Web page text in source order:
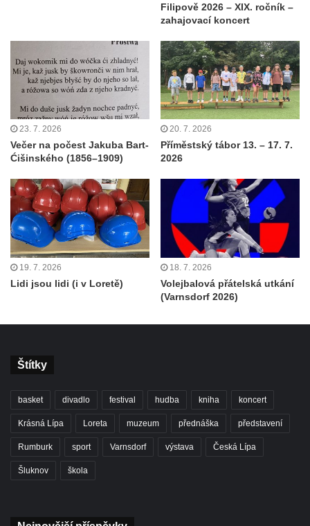
Filipově 2026 – XIX. ročník –
zahajovací koncert
23. 7. 2026
Večer na počest Jakuba Bart-
Ćišinského (1856–1909)
20. 7. 2026
Příměstský tábor 13. – 17. 7.
2026
19. 7. 2026
Lidi jsou lidi (i v Loretě)
18. 7. 2026
Volejbalová přátelská utkání
(Varnsdorf 2026)
Štítky
basket divadlo festival hudba kniha koncert
Krásná Lípa Loreta muzeum přednáška představení
Rumburk sport Varnsdorf výstava Česká Lípa
Šluknov škola